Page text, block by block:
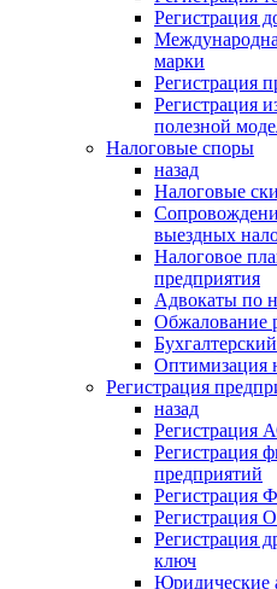
Регистрация
марки
Регистрация
Регистрация
полезной
Налоговые споры
назад
Налоговые
выездных
Налоговое
предприятия
Адвокаты по
Обжалование
Оптимизация
Регистрация
назад
Регистрация
Регистрация
предприятий
Регистрация
ключ
Юридические